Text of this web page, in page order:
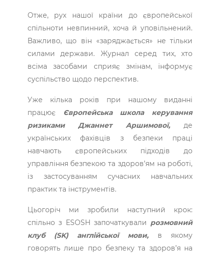
Отже, рух нашої країни до європейської
спільноти невпинний, хоча й уповільнений.
Важливо, що він «заряджається» не тільки
силами держави. Журнал серед тих, хто
всіма засобами сприяє змінам, інформує
суспільство щодо перспектив.
Уже кілька років при нашому виданні
працює Європейська школа керування
ризиками Джаннет Аршимової,де
українських фахівців з безпеки праці
навчають європейських підходів до
управління безпекою та здоров’ям на роботі,
із застосуванням сучасних навчальних
практик та інструментів.
Цьогоріч ми зробили наступний крок:
спільно з ESOSH започаткували розмовний
клуб (SK) англійської мови, в якому
говорять лише про безпеку та здоров’я на